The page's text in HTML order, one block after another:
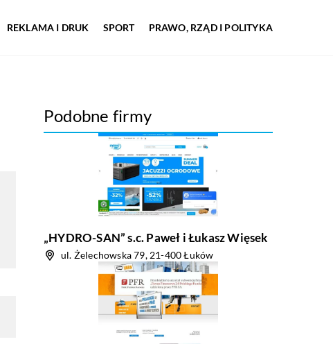
REKLAMA I DRUK SPORT PRAWO, RZĄD I POLITYKA
Podobne firmy
„HYDRO-SAN” s.c. Paweł i Łukasz Więsek
ul. Żelechowska 79, 21-400 Łuków